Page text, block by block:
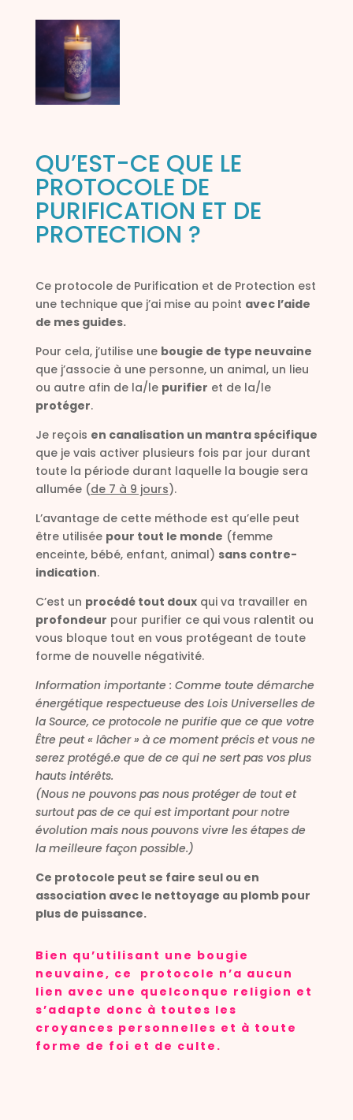
QU’EST-CE QUE LE
PROTOCOLE DE
PURIFICATION ET DE
PROTECTION ?
Ce protocole de Purification et de Protection est
une technique que j’ai mise au point avec l’aide
de mes guides.
Pour cela, j’utilise une bougie de type neuvaine
que j’associe à une personne, un animal, un lieu
ou autre afin de la/le purifier et de la/le
protéger.
Je reçois en canalisation un mantra spécifique
que je vais activer plusieurs fois par jour durant
toute la période durant laquelle la bougie sera
allumée (de 7 à 9 jours).
L’avantage de cette méthode est qu’elle peut
être utilisée pour tout le monde (femme
enceinte, bébé, enfant, animal) sans contre-
indication.
C’est un procédé tout douxqui va travailler en
profondeur pour purifier ce qui vous ralentit ou
vous bloque tout en vous protégeant de toute
forme de nouvelle négativité.
Information importante : Comme toute démarche
énergétique respectueuse des Lois Universelles de
la Source, ce protocole ne purifie que ce que votre
Être peut « lâcher » à ce moment précis et vous ne
serez protégé.e que de ce qui ne sert pas vos plus
hauts intérêts.
(Nous ne pouvons pas nous protéger de tout et
surtout pas de ce qui est important pour notre
évolution mais nous pouvons vivre les étapes de
la meilleure façon possible.)
Ce protocole peut se faire seul ou en
association avec le nettoyage au plomb pour
plus de puissance.
Bien qu’utilisant une bougie
neuvaine, ce protocole n’a aucun
lien avec une quelconque religion et
s’adapte donc à toutes les
croyances personnelles et à toute
forme de foi et de culte.